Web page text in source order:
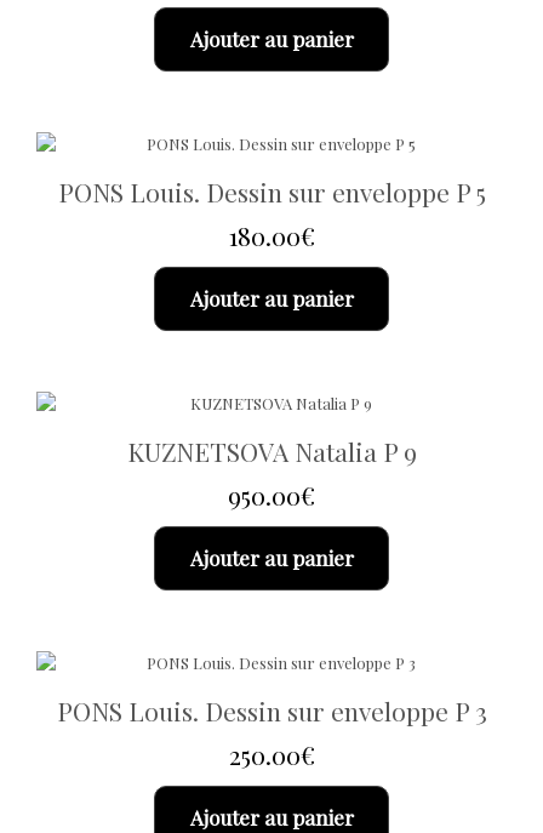
Ajouter au panier
PONS Louis. Dessin sur enveloppe P 5
180.00€
Ajouter au panier
KUZNETSOVA Natalia P 9
950.00€
Ajouter au panier
PONS Louis. Dessin sur enveloppe P 3
250.00€
Ajouter au panier